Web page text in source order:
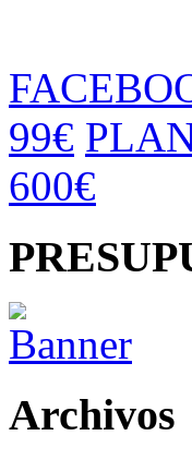
99€
600€
Archivos